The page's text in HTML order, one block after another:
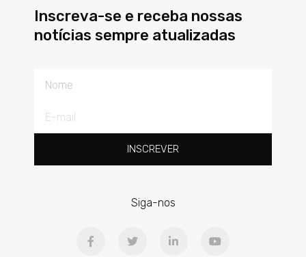
Inscreva-se e receba nossas
notícias sempre atualizadas
mail
INSCREVER
Siga-nos
a
w
i
o